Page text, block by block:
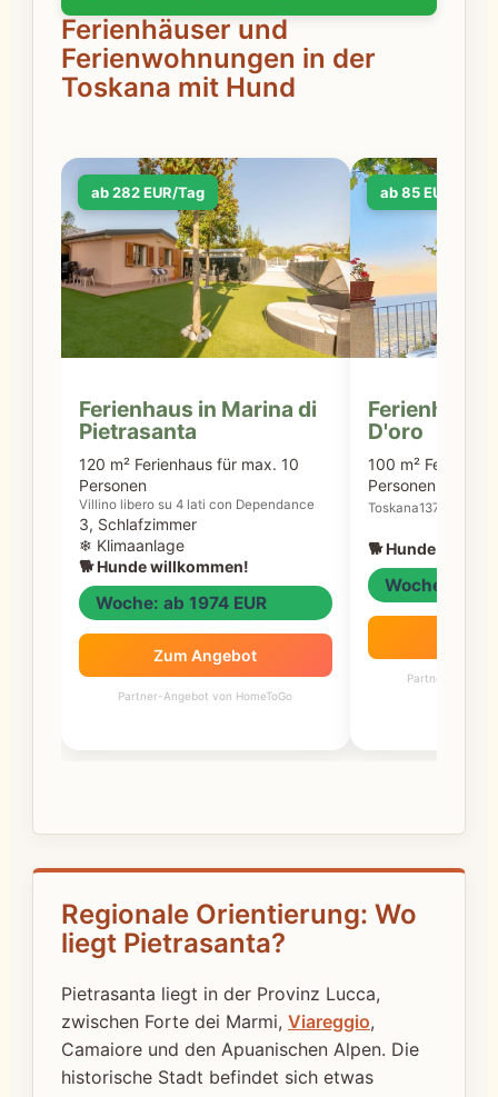
Ferienhäuser und
Ferienwohnungen in der
Toskana mit Hund
ab 282 EUR/Tag
Ferienhaus in Marina di
Pietrasanta
120 m² Ferienhaus für max. 10
Personen
Villino libero su 4 lati con Dependance
3, Schlafzimmer
❄ Klimaanlage
🐕 Hunde willkommen!
Woche: ab 1974 EUR
Zum Angebot
Partner-Angebot von HomeToGo
ab 85 EUR/Tag
Ferienhaus
D'oro
100 m²
Personen
Toskana137
🐕 Hunde
Woche: ab
Partner-
Regionale Orientierung: Wo
liegt Pietrasanta?
Pietrasanta liegt in der Provinz Lucca,
zwischen Forte dei Marmi, Viareggio,
Camaiore und den Apuanischen Alpen. Die
historische Stadt befindet sich etwas